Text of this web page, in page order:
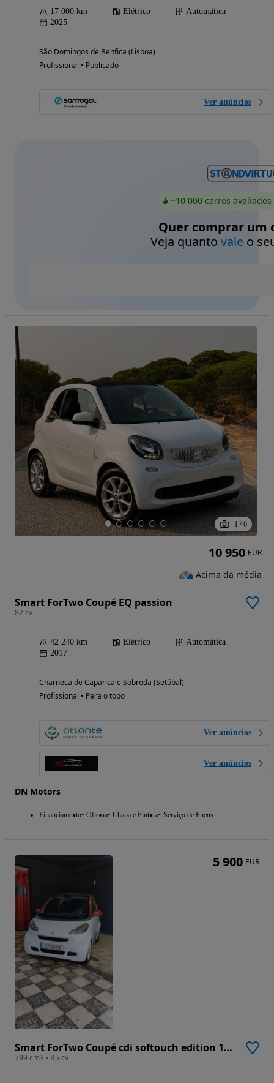
17 000 km Elétrico
Automática
2025
São Domingos de Benfica (Lisboa)
Profissional • Publicado
Ver anúncios
~10 000 carros
Quer comprar um
Veja quanto valeo
1 / 6
Smart ForTwo Coupé EQ passion
82 cv
42 240 km Elétrico
Automática
2017
Charneca de Caparica e Sobreda (Setúbal)
Profissional • Para o topo
Ver anúncios
Ver anúncios
DN Motors
Financiamento Oficina Chapa e Pintura Serviço de Pneus
10 950 EUR
Acima da média
Smart ForTwo Coupé cdi softouch edition 10 dpf
799 cm3 • 45 cv
5 900 EUR